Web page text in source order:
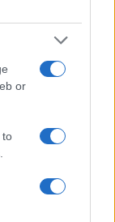
or
to
e in Gallura